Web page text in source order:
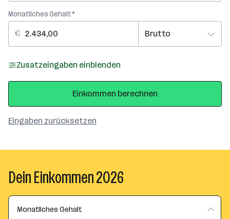
Monatliches Gehalt *
Zusatzeingaben einblenden
Eingaben zurücksetzen
Einkommen berechnen
Dein Einkommen 2026
Monatliches Gehalt